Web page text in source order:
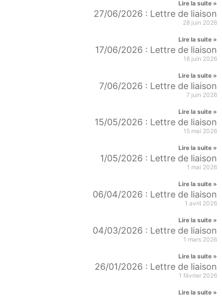
Lire la suite »
27/06/2026 : Lettre de liaison
28 juin 2026
Lire la suite »
17/06/2026 : Lettre de liaison
18 juin 2026
Lire la suite »
7/06/2026 : Lettre de liaison
7 juin 2026
Lire la suite »
15/05/2026 : Lettre de liaison
15 mai 2026
Lire la suite »
1/05/2026 : Lettre de liaison
1 mai 2026
Lire la suite »
06/04/2026 : Lettre de liaison
1 avril 2026
Lire la suite »
04/03/2026 : Lettre de liaison
1 mars 2026
Lire la suite »
26/01/2026 : Lettre de liaison
1 février 2026
Lire la suite »